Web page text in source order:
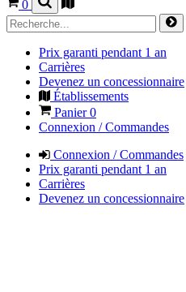
0
Prix garanti pendant 1 an
Carrières
Devenez un concessionnaire
Établissements
Panier0
Connexion / Commandes
Connexion / Commandes
Prix garanti pendant 1 an
Carrières
Devenez un concessionnaire